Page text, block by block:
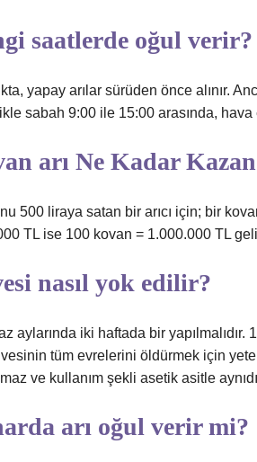
saatlerde oğul verir?
yapay arılar sürüden önce alınır.
sabah 9:00 ile 15:00 arasında,
arı Ne Kadar
500 liraya satan bir arıcı için; bir
TL ise 100 kovan = 1.000.000 TL
nasıl yok edilir?
aylarında iki haftada bir
tüm evrelerini öldürmek için
ve kullanım şekli asetik asitle
arı oğul verir mi?